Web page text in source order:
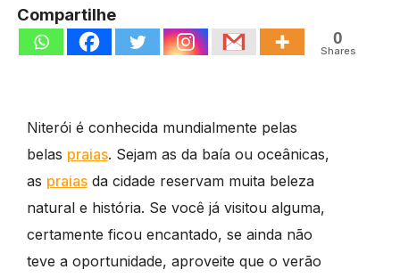
Compartilhe
0
Shares
Niterói é conhecida mundialmente pelas
belas praias. Sejam as da baía ou oceânicas,
as praiasda cidade reservam muita beleza
natural e história. Se você já visitou alguma,
certamente ficou encantado, se ainda não
teve a oportunidade, aproveite que o verão